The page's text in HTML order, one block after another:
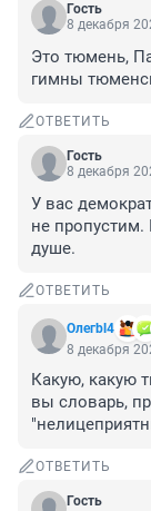
Гость
8 декабря
Это тюмень,
гимны
ОТВЕТИТЬ
Гость
8 декабря
У вас
не пропустим.
душе.
ОТВЕТИТЬ
Олегbl4
8 декабря
Какую, какую
вы словарь,
ОТВЕТИТЬ
Гость